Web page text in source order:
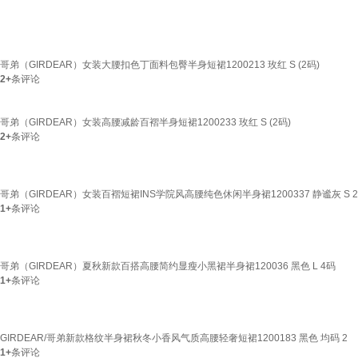
哥弟（GIRDEAR）女装大腰扣色丁面料包臀半身短裙1200213 玫红 S (2码)
2+条评论
哥弟（GIRDEAR）女装高腰减龄百褶半身短裙1200233 玫红 S (2码)
2+条评论
哥弟（GIRDEAR）女装百褶短裙INS学院风高腰纯色休闲半身裙1200337 静谧灰 S
1+条评论
哥弟（GIRDEAR）夏秋新款百搭高腰简约显瘦小黑裙半身裙120036 黑色 L 4码
1+条评论
GIRDEAR/哥弟新款格纹半身裙秋冬小香风气质高腰轻奢短裙1200183 黑色 均码 2
1+条评论